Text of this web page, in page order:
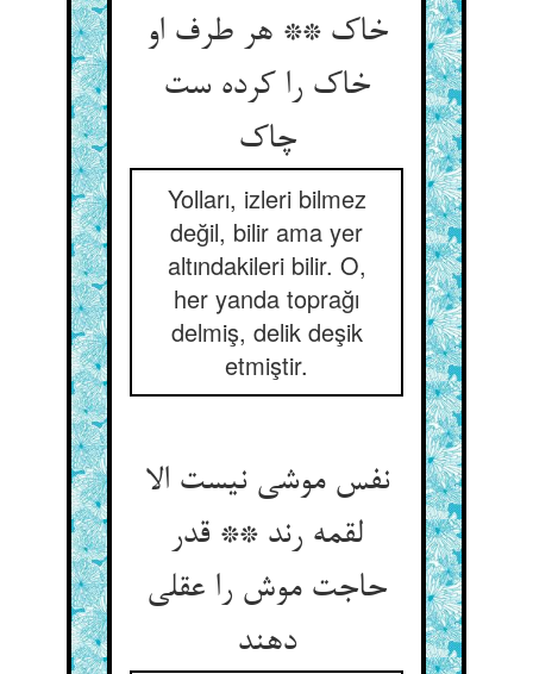
خاک ** هر طرف او
خاک را کرده ست
چاک‏
Yolları, izleri bilmez
değil, bilir ama yer
altındakileri bilir. O,
her yanda toprağı
delmiş, delik deşik
etmiştir.
نفس موشی نیست الا
لقمه رند ** قدر
حاجت موش را عقلی
دهند